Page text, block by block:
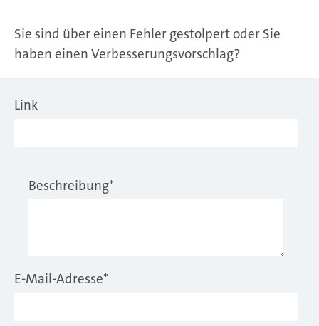
Sie sind über einen Fehler gestolpert oder Sie
haben einen Verbesserungsvorschlag?
Link
Beschreibung*
E-Mail-Adresse*